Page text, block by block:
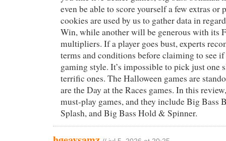
even be able to score yourself a few extras or
cookies are used by us to gather data in
Win, while another will be generous with its
multipliers. If a player goes bust, experts
terms and conditions before claiming to see
gaming style. It’s impossible to pick just one
terrific ones. The Halloween games are
are the Day at the Races games. In this
must-play games, and they include Big Bass
Splash, and Big Bass Hold & Spinner.